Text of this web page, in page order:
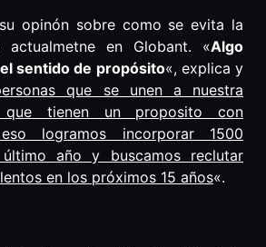
opinón sobre como se evita la
en Globant. «Algo
sentido de propósito«, explica y
que se unen a nuestra
que tienen un proposito con
logramos incorporar 1500
año y buscamos reclutar
en los próximos 15 años«.